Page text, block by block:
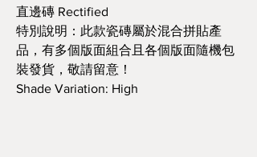
直邊磚 Rectified
特別說明：此款瓷磚屬於混合拼貼產
品，有多個版面組合且各個版面隨機包
裝發貨，敬請留意！
Shade Variation: High